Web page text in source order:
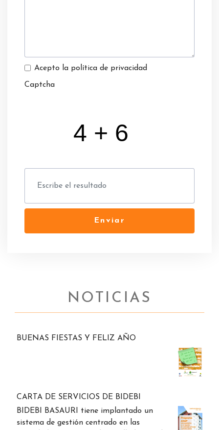
Acepto la política de privacidad
Captcha
Enviar
NOTICIAS
BUENAS FIESTAS Y FELIZ AÑO
CARTA DE SERVICIOS DE BIDEBI
BIDEBI BASAURI tiene implantado un
sistema de gestión centrado en las